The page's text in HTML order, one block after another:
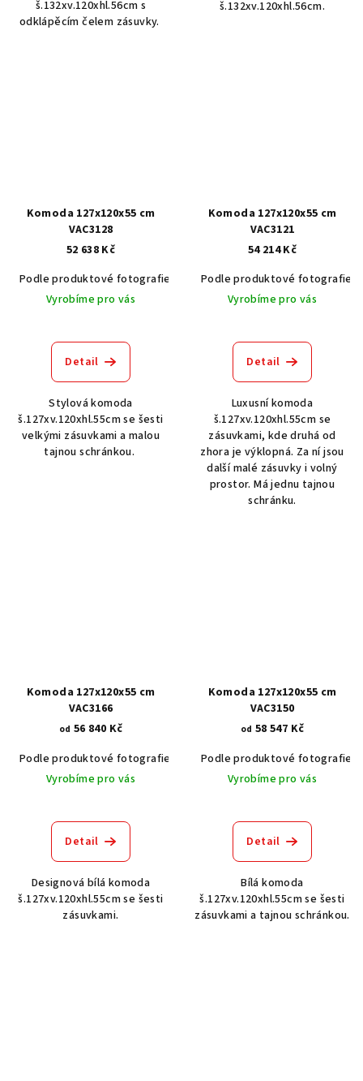
š.132xv.120xhl.56cm s
odklápěcím čelem zásuvky.
š.132xv.120xhl.56cm.
Komoda 127x120x55 cm
VAC3128
52 638 Kč
Podle produktové fotografie
Akát vintage BT1551
Dub světlý
Vyrobíme pro vás
Detail
Stylová komoda
š.127xv.120xhl.55cm se šesti
velkými zásuvkami a malou
tajnou schránkou.
Komoda 127x120x55 cm
VAC3121
54 214 Kč
Podle produktové fotografie
Vyrobíme pro vás
Detail
Luxusní komoda
š.127xv.120xhl.55cm se
zásuvkami, kde druhá od
zhora je výklopná. Za ní jsou
další malé zásuvky i volný
prostor. Má jednu tajnou
schránku.
Komoda 127x120x55 cm
VAC3166
od 56 840 Kč
Podle produktové fotografie
Bílá Bílá s patinou BT9001-A6
Vyrobíme pro vás
Detail
Designová bílá komoda
š.127xv.120xhl.55cm se šesti
zásuvkami.
Komoda 127x120x55 cm
VAC3150
od 58 547 Kč
Podle produktové fotografie
Vyrobíme pro vás
Detail
Bílá komoda
š.127xv.120xhl.55cm se šesti
zásuvkami a tajnou schránkou.